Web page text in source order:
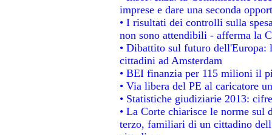
imprese e dare una seconda
• I risultati dei controlli sulla
non sono attendibili - afferma la
• Dibattito sul futuro dell'Europa:
cittadini ad Amsterdam
• BEI finanzia per 115 milioni il
• Via libera del PE al caricatore
• Statistiche giudiziarie 2013:
• La Corte chiarisce le norme
terzo, familiari di un cittadino